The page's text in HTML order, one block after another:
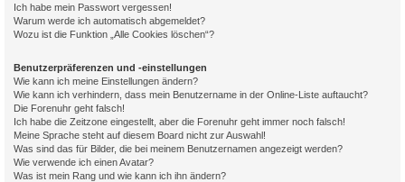
Ich habe mein Passwort vergessen!
Warum werde ich automatisch abgemeldet?
Wozu ist die Funktion „Alle Cookies löschen“?
Benutzerpräferenzen und -einstellungen
Wie kann ich meine Einstellungen ändern?
Wie kann ich verhindern, dass mein Benutzername in der Online-Liste auftaucht?
Die Forenuhr geht falsch!
Ich habe die Zeitzone eingestellt, aber die Forenuhr geht immer noch falsch!
Meine Sprache steht auf diesem Board nicht zur Auswahl!
Was sind das für Bilder, die bei meinem Benutzernamen angezeigt werden?
Wie verwende ich einen Avatar?
Was ist mein Rang und wie kann ich ihn ändern?